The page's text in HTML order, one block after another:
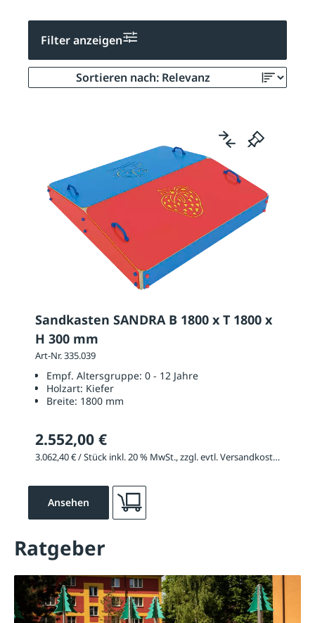
Filter anzeigen
Sandkasten SANDRA B 1800 x T 1800 x
H 300 mm
Art-Nr. 335.039
Empf. Altersgruppe: 0 - 12 Jahre
Holzart: Kiefer
Breite: 1800 mm
2.552,00 €
3.062,40 € / Stück inkl. 20 % MwSt., zzgl. evtl. Versandkosten
Ansehen
Ratgeber